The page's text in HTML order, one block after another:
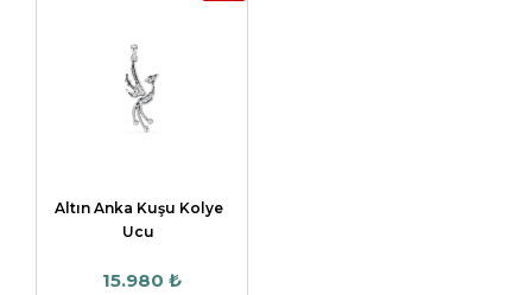
Altın Anka Kuşu Kolye
Ucu
15.980 ₺